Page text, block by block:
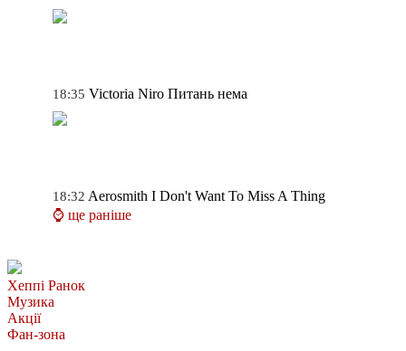
18:35 Victoria Niro Питань нема
18:32 Aerosmith I Don't Want To Miss A Thing
⌚ ще раніше
Хеппі Ранок
Музика
Акції
Фан-зона